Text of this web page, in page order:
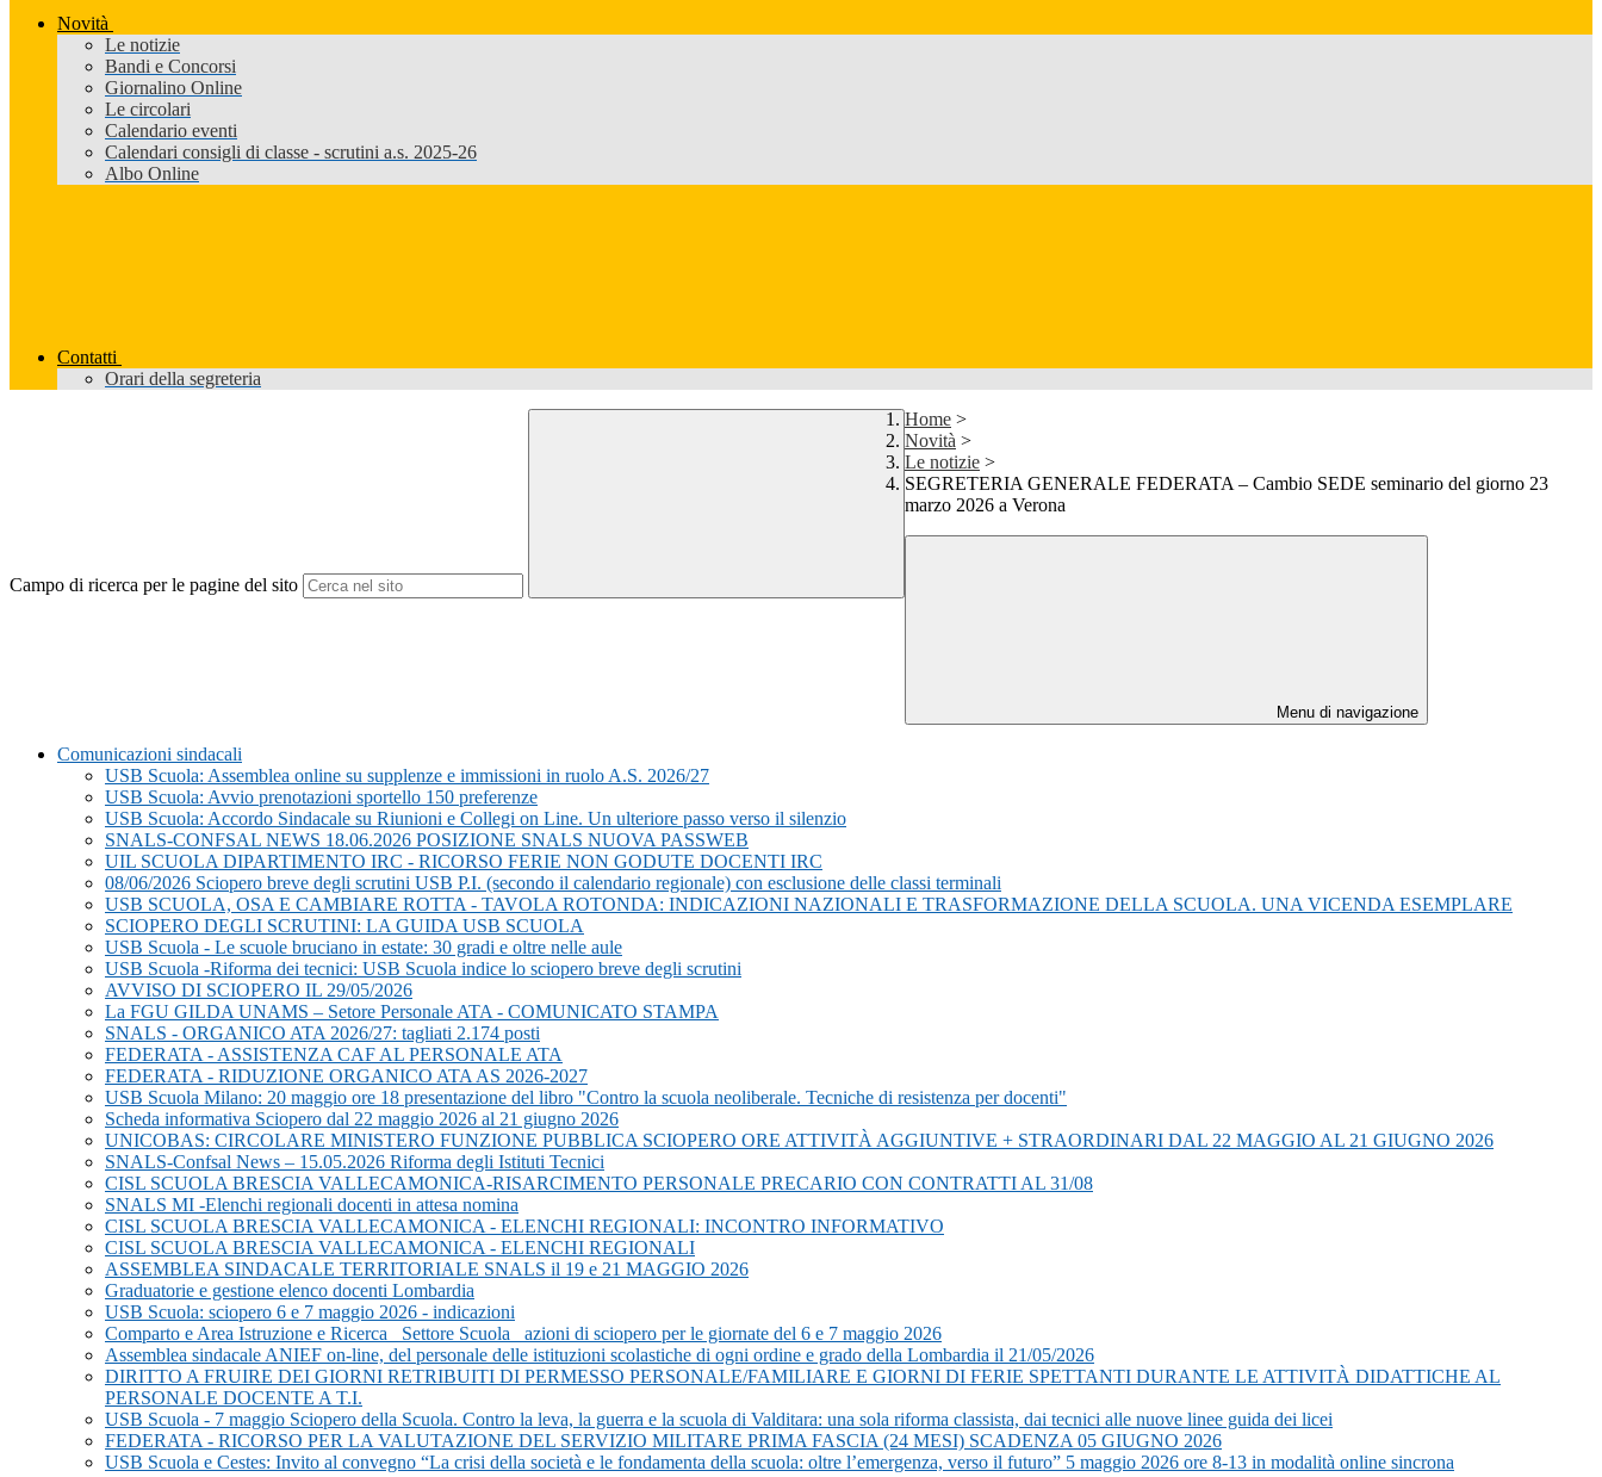
Novità
Le notizie
Bandi e Concorsi
Giornalino Online
Le circolari
Calendario eventi
Calendari consigli di classe - scrutini a.s. 2025-26
Albo Online
Contatti
Orari della segreteria
Campo di ricerca per le pagine del sito
Home >
Novità >
Le notizie >
SEGRETERIA GENERALE FEDERATA – Cambio SEDE seminario del giorno 23
marzo 2026 a Verona
Menu di navigazione
Comunicazioni sindacali
USB Scuola: Assemblea online su supplenze e immissioni in ruolo A.S. 2026/27
USB Scuola: Avvio prenotazioni sportello 150 preferenze
USB Scuola: Accordo Sindacale su Riunioni e Collegi on Line. Un ulteriore passo verso il silenzio
SNALS-CONFSAL NEWS 18.06.2026 POSIZIONE SNALS NUOVA PASSWEB
UIL SCUOLA DIPARTIMENTO IRC - RICORSO FERIE NON GODUTE DOCENTI IRC
08/06/2026 Sciopero breve degli scrutini USB P.I. (secondo il calendario regionale) con esclusione delle classi terminali
USB SCUOLA, OSA E CAMBIARE ROTTA - TAVOLA ROTONDA: INDICAZIONI NAZIONALI E TRASFORMAZIONE DELLA SCUOLA. UNA VICENDA ESEMPLARE
SCIOPERO DEGLI SCRUTINI: LA GUIDA USB SCUOLA
USB Scuola - Le scuole bruciano in estate: 30 gradi e oltre nelle aule
USB Scuola -Riforma dei tecnici: USB Scuola indice lo sciopero breve degli scrutini
AVVISO DI SCIOPERO IL 29/05/2026
La FGU GILDA UNAMS – Setore Personale ATA - COMUNICATO STAMPA
SNALS - ORGANICO ATA 2026/27: tagliati 2.174 posti
FEDERATA - ASSISTENZA CAF AL PERSONALE ATA
FEDERATA - RIDUZIONE ORGANICO ATA AS 2026-2027
USB Scuola Milano: 20 maggio ore 18 presentazione del libro "Contro la scuola neoliberale. Tecniche di resistenza per docenti"
Scheda informativa Sciopero dal 22 maggio 2026 al 21 giugno 2026
UNICOBAS: CIRCOLARE MINISTERO FUNZIONE PUBBLICA SCIOPERO ORE ATTIVITÀ AGGIUNTIVE + STRAORDINARI DAL 22 MAGGIO AL 21 GIUGNO 2026
SNALS-Confsal News – 15.05.2026 Riforma degli Istituti Tecnici
CISL SCUOLA BRESCIA VALLECAMONICA-RISARCIMENTO PERSONALE PRECARIO CON CONTRATTI AL 31/08
SNALS MI -Elenchi regionali docenti in attesa nomina
CISL SCUOLA BRESCIA VALLECAMONICA - ELENCHI REGIONALI: INCONTRO INFORMATIVO
CISL SCUOLA BRESCIA VALLECAMONICA - ELENCHI REGIONALI
ASSEMBLEA SINDACALE TERRITORIALE SNALS il 19 e 21 MAGGIO 2026
Graduatorie e gestione elenco docenti Lombardia
USB Scuola: sciopero 6 e 7 maggio 2026 - indicazioni
Comparto e Area Istruzione e Ricerca_ Settore Scuola_ azioni di sciopero per le giornate del 6 e 7 maggio 2026
Assemblea sindacale ANIEF on-line, del personale delle istituzioni scolastiche di ogni ordine e grado della Lombardia il 21/05/2026
DIRITTO A FRUIRE DEI GIORNI RETRIBUITI DI PERMESSO PERSONALE/FAMILIARE E GIORNI DI FERIE SPETTANTI DURANTE LE ATTIVITÀ DIDATTICHE AL
PERSONALE DOCENTE A T.I.
USB Scuola - 7 maggio Sciopero della Scuola. Contro la leva, la guerra e la scuola di Valditara: una sola riforma classista, dai tecnici alle nuove linee guida dei licei
FEDERATA - RICORSO PER LA VALUTAZIONE DEL SERVIZIO MILITARE PRIMA FASCIA (24 MESI) SCADENZA 05 GIUGNO 2026
USB Scuola e Cestes: Invito al convegno “La crisi della società e le fondamenta della scuola: oltre l’emergenza, verso il futuro” 5 maggio 2026 ore 8-13 in modalità online sincrona